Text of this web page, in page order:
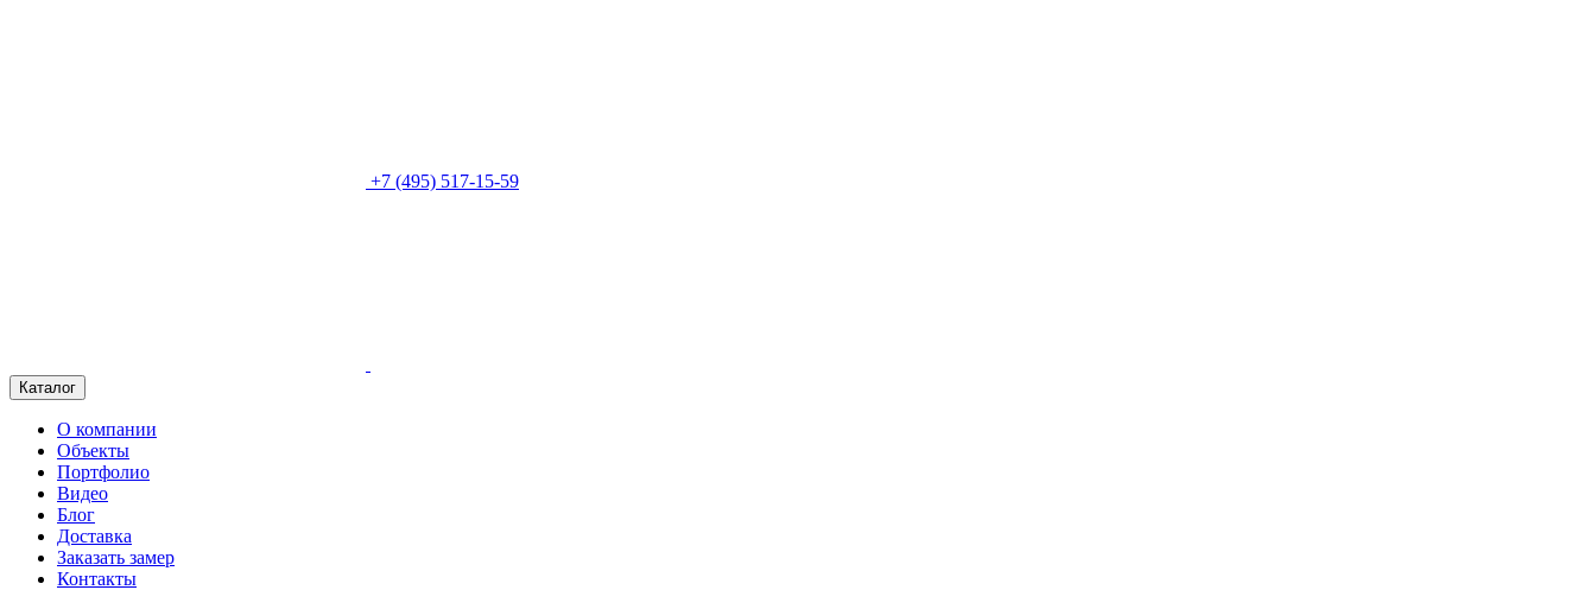
+7 (495) 517-15-59
Каталог
О компании
Объекты
Портфолио
Видео
Блог
Доставка
Заказать замер
Контакты